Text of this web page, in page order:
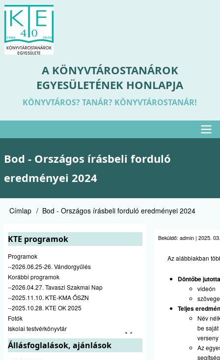
Ugrás
tartalomra
A KÖNYVTÁROSTANÁROK
EGYESÜLETÉNEK HONLAPJA
KÖNYVTÁROS? TANÁR? KÖNYVTÁROSTANÁR!
menü
Bod - Országos írásbeli forduló
eredményei 2024
Morzsa
Címlap Bod - Országos írásbeli forduló eredményei 2024
KTE programok
Programok
--2026.06.25-26. Vándorgyűlés
Korábbi programok
--2026.04.27. Tavaszi Szakmai Nap
--2025.11.10. KTE-KMA ŐSZN
--2025.10.28. KTE OK 2025
Fotók
Iskolai testvérkönyvtár
Állásfoglalások, ajánlások
Beküldő: admin | 2025.
Az alábbiakban
Döntőbe
videón
Teljes
Név
be
Az